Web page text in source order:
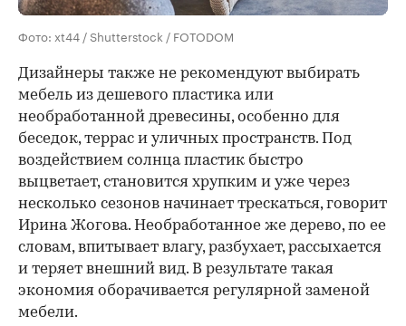
Фото: xt44 / Shutterstock / FOTODOM
Дизайнеры также не рекомендуют выбирать
мебель из дешевого пластика или
необработанной древесины, особенно для
беседок, террас и уличных пространств. Под
воздействием солнца пластик быстро
выцветает, становится хрупким и уже через
несколько сезонов начинает трескаться, говорит
Ирина Жогова. Необработанное же дерево, по ее
словам, впитывает влагу, разбухает, рассыхается
и теряет внешний вид. В результате такая
экономия оборачивается регулярной заменой
мебели.